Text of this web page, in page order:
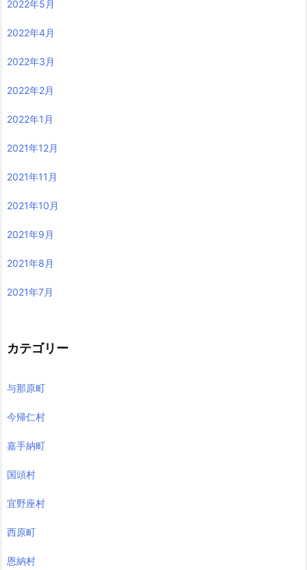
2022年5月
2022年4月
2022年3月
2022年2月
2022年1月
2021年12月
2021年11月
2021年10月
2021年9月
2021年8月
2021年7月
カテゴリー
与那原町
今帰仁村
嘉手納町
国頭村
宜野座村
西原町
恩納村